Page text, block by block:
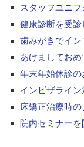
スタッフユニ
健康診断を受診
歯みがきでイン
あけましてお
年末年始休診の
インビザライ
床矯正治療時
院内セミナーを